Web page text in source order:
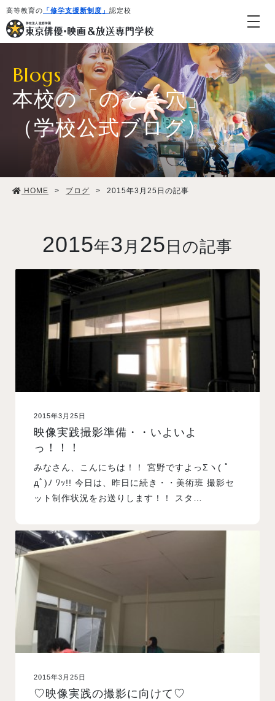
高等教育の 「修学支援新制度」 認定校
学校紹介・教育システム
学生生活
就職・デビュー
入試案内
オープンキャンパス
訪問者別メニュー
Blogs
本校の「のぞき穴」
（学校公式ブログ）
HOME > ブログ > 2015年3月25日の記事
2015年3 月 25 日の記事
2015年3月25日
映像実践撮影準備・・いよいよ
っ！！！
みなさん、こんにちは！！ 宮野ですよっΣヽ( ﾟ
дﾟ)ﾉ ﾜｯ!! 今日は、昨日に続き・・美術班 撮影セ
ット制作状況をお送りします！！ スタ…
2015年3月25日
♡映像実践の撮影に向けて♡